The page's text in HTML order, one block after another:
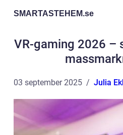
SMARTASTEHEM.se
VR-gaming 2026 –
03 september 2025 Julia